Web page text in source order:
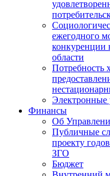
ежегодного
конкуренции
области
Потребность
Электронные
Финансы
Об
Публичные
проекту
ЗГО
Бюджет